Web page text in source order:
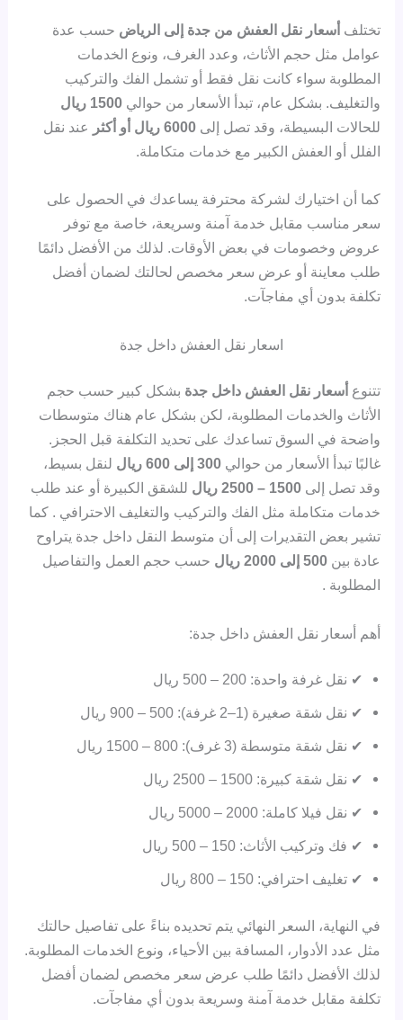
تختلف أسعار نقل العفش من جدة إلى الرياض حسب عدة
عوامل مثل حجم الأثاث، وعدد الغرف، ونوع الخدمات
المطلوبة سواء كانت نقل فقط أو تشمل الفك والتركيب
والتغليف. بشكل عام، تبدأ الأسعار من حوالي1500 ريال
للحالات البسيطة، وقد تصل إلى6000 ريال أو أكثر
عند نقل
الفلل أو العفش الكبير مع خدمات متكاملة.
كما أن اختيارك لشركة محترفة يساعدك في الحصول على
سعر مناسب مقابل خدمة آمنة وسريعة، خاصة مع توفر
عروض وخصومات في بعض الأوقات. لذلك من الأفضل دائمًا
طلب معاينة أو عرض سعر مخصص لحالتك لضمان أفضل
تكلفة بدون أي مفاجآت.
اسعار نقل العفش داخل جدة
تتنوع أسعار نقل العفش داخل جدة بشكل كبير حسب حجم
الأثاث والخدمات المطلوبة، لكن بشكل عام هناك متوسطات
واضحة في السوق تساعدك على تحديد التكلفة قبل الحجز.
غالبًا تبدأ الأسعار من حوالي300 إلى 600 ريال
لنقل بسيط،
وقد تصل إلى1500 – 2500 ريال
للشقق الكبيرة أو عند طلب
خدمات متكاملة مثل الفك والتركيب والتغليف الاحترافي . كما
تشير بعض التقديرات إلى أن متوسط النقل داخل جدة يتراوح
عادة بين500 إلى 2000 ريال
حسب حجم العمل والتفاصيل
المطلوبة .
أهم أسعار نقل العفش داخل جدة:
✔ نقل غرفة واحدة: 200 – 500 ريال
✔ نقل شقة صغيرة (1–2 غرفة): 500 – 900 ريال
✔ نقل شقة متوسطة (3 غرف): 800 – 1500 ريال
✔ نقل شقة كبيرة: 1500 – 2500 ريال
✔ نقل فيلا كاملة: 2000 – 5000 ريال
✔ فك وتركيب الأثاث: 150 – 500 ريال
✔ تغليف احترافي: 150 – 800 ريال
في النهاية، السعر النهائي يتم تحديده بناءً على تفاصيل حالتك
مثل عدد الأدوار، المسافة بين الأحياء، ونوع الخدمات المطلوبة.
لذلك الأفضل دائمًا طلب عرض سعر مخصص لضمان أفضل
تكلفة مقابل خدمة آمنة وسريعة بدون أي مفاجآت.